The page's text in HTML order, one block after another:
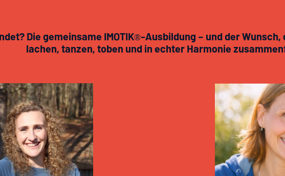
Die gemeinsame IMOTIK®-Ausbildung – und der
lachen, tanzen, toben und in echter Harmonie